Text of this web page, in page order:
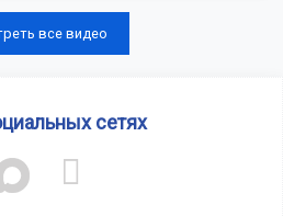
все видео
сетях